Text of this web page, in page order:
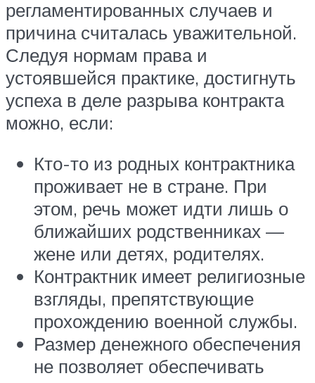
регламентированных случаев и
причина считалась уважительной.
Следуя нормам права и
устоявшейся практике, достигнуть
успеха в деле разрыва контракта
можно, если:
Кто-то из родных контрактника
проживает не в стране. При
этом, речь может идти лишь о
ближайших родственниках —
жене или детях, родителях.
Контрактник имеет религиозные
взгляды, препятствующие
прохождению военной службы.
Размер денежного обеспечения
не позволяет обеспечивать